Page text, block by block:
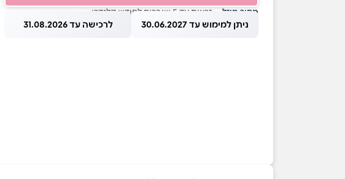
מחיר מוזל — זכאות עד 5 שוברים לחודש קלנדרי
ניתן למימוש עד 30.06.2027 לרכישה עד 31.08.2026